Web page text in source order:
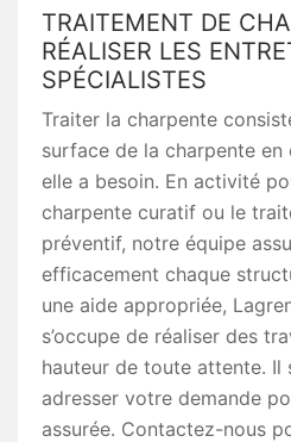
TRAITEMENT DE
RÉALISER LES
SPÉCIALISTES
Traiter la charpente
surface de la charpente en
elle a besoin. En activité
charpente curatif ou le
préventif, notre équipe
efficacement chaque
une aide appropriée,
s’occupe de réaliser des
hauteur de toute attente. Il
adresser votre demande
assurée. Contactez-nous